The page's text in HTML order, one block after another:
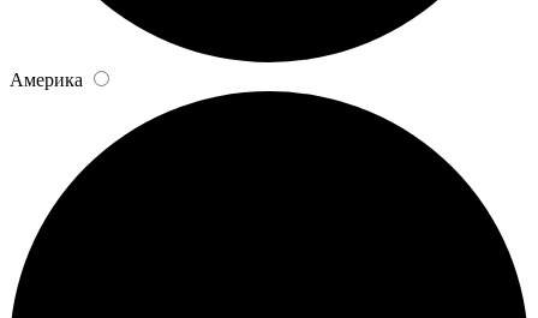
Америка